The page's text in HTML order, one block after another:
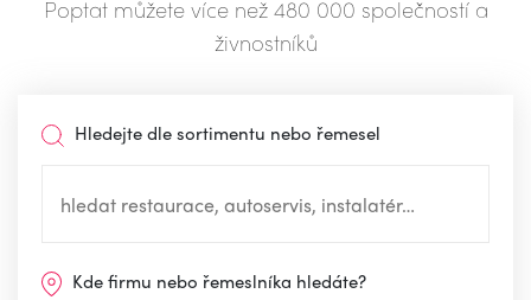
Poptat můžete více než 480 000 společností a
živnostníků
Hledejte dle sortimentu nebo řemesel
Kde firmu nebo řemeslníka hledáte?